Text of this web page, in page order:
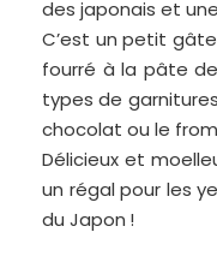
des japonais et
C’est un petit
fourré à la pâte
types de
chocolat ou le
Délicieux et
un régal pour les
du Japon !